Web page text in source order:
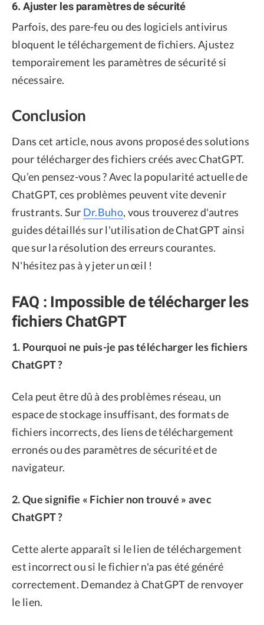
6. Ajuster les paramètres de sécurité
Parfois, des pare-feu ou des logiciels antivirus
bloquent le téléchargement de fichiers. Ajustez
temporairement les paramètres de sécurité si
nécessaire.
Conclusion
Dans cet article, nous avons proposé des solutions
pour télécharger des fichiers créés avec ChatGPT.
Qu’en pensez-vous ? Avec la popularité actuelle de
ChatGPT, ces problèmes peuvent vite devenir
frustrants. Sur Dr.Buho, vous trouverez d'autres
guides détaillés sur l'utilisation de ChatGPT ainsi
que sur la résolution des erreurs courantes.
N'hésitez pas à y jeter un œil !
FAQ : Impossible de télécharger les
fichiers ChatGPT
1. Pourquoi ne puis-je pas télécharger les fichiers
ChatGPT ?
Cela peut être dû à des problèmes réseau, un
espace de stockage insuffisant, des formats de
fichiers incorrects, des liens de téléchargement
erronés ou des paramètres de sécurité et de
navigateur.
2. Que signifie « Fichier non trouvé » avec
ChatGPT ?
Cette alerte apparaît si le lien de téléchargement
est incorrect ou si le fichier n'a pas été généré
correctement. Demandez à ChatGPT de renvoyer
le lien.